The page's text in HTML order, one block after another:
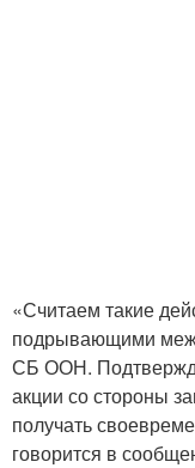
«Считаем такие
подрывающими
СБ ООН.
акции со стороны
получать
говорится в